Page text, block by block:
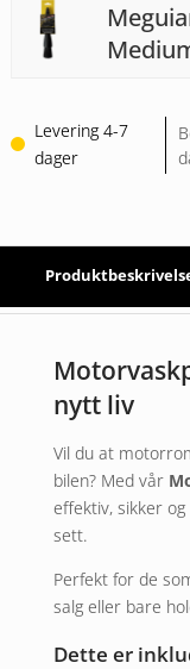
Levering 4-7
dager
nytt liv
Vil du at
bilen? Med vår
effektiv, sikker
sett.
Perfekt for de
salg eller bare
Dette er